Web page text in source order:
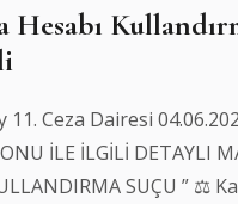
Hesabı
11. Ceza Dairesi
İLE İLGİLİ DETAYLI
SUÇU ” ⚖️